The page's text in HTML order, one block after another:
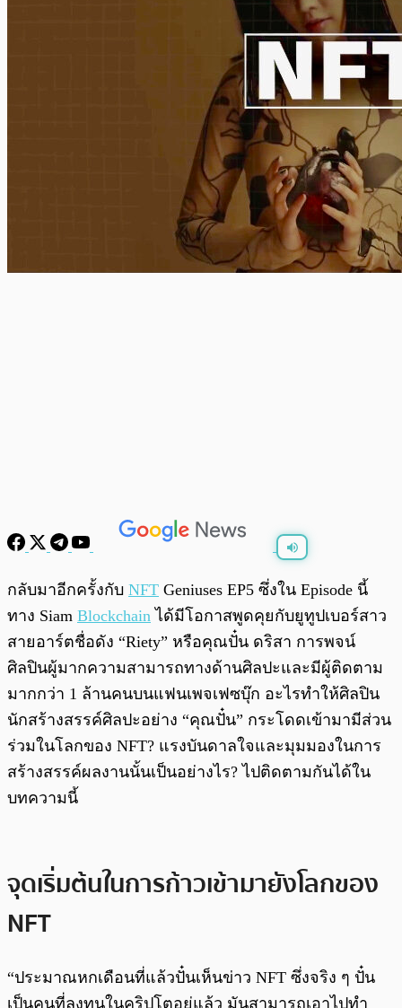
พร้อมเล่น 0:00
กลับมาอีกครั้งกับ NFT Geniuses EP5 ซึ่งใน Episode นี้
ทาง Siam Blockchain ได้มีโอกาสพูดคุยกับยูทูปเบอร์สาว
สายอาร์ตชื่อดัง “Riety” หรือคุณปั๋น ดริสา การพจน์
ศิลปินผู้มากความสามารถทางด้านศิลปะและมีผู้ติดตาม
มากกว่า 1 ล้านคนบนแฟนเพจเฟซบุ๊ก อะไรทำให้ศิลปิน
นักสร้างสรรค์ศิลปะอย่าง “คุณปั๋น” กระโดดเข้ามามีส่วน
ร่วมในโลกของ NFT? แรงบันดาลใจและมุมมองในการ
สร้างสรรค์ผลงานนั้นเป็นอย่างไร? ไปติดตามกันได้ใน
บทความนี้
จุดเริ่มต้นในการก้าวเข้ามายังโลกของ
NFT
“ประมาณหกเดือนที่แล้วปั๋นเห็นข่าว NFT ซึ่งจริง ๆ ปั๋น
เป็นคนที่ลงทุนในคริปโตอยู่แล้ว มันสามารถเอาไปทำ